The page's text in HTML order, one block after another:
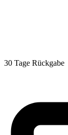
30 Tage Rückgabe